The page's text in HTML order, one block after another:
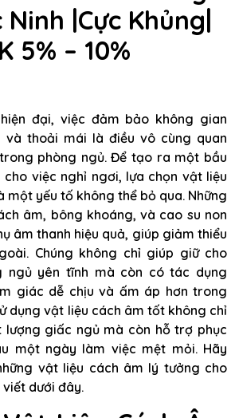
Ninh |Cực Khủng|
5% – 10%
đại, việc đảm bảo không gian
và thoải mái là điều vô cùng quan
phòng ngủ. Để tạo ra một bầu
việc nghỉ ngơi, lựa chọn vật liệu
một yếu tố không thể bỏ qua. Những
âm, bông khoáng, và cao su non
âm thanh hiệu quả, giúp giảm thiểu
Chúng không chỉ giúp giữ cho
ngủ yên tĩnh mà còn có tác dụng
giác dễ chịu và ấm áp hơn trong
dụng vật liệu cách âm tốt không chỉ
lượng giấc ngủ mà còn hỗ trợ phục
một ngày làm việc mệt mỏi. Hãy
vật liệu cách âm lý tưởng cho
dưới đây.